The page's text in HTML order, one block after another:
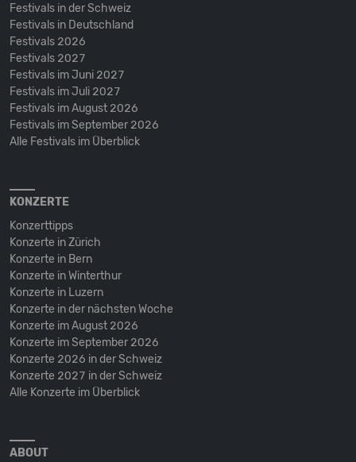
Festivals in der Schweiz
Festivals in Deutschland
Festivals 2026
Festivals 2027
Festivals im Juni 2027
Festivals im Juli 2027
Festivals im August 2026
Festivals im September 2026
Alle Festivals im Überblick
KONZERTE
Konzerttipps
Konzerte in Zürich
Konzerte in Bern
Konzerte in Winterthur
Konzerte in Luzern
Konzerte in der nächsten Woche
Konzerte im August 2026
Konzerte im September 2026
Konzerte 2026 in der Schweiz
Konzerte 2027 in der Schweiz
Alle Konzerte im Überblick
ABOUT